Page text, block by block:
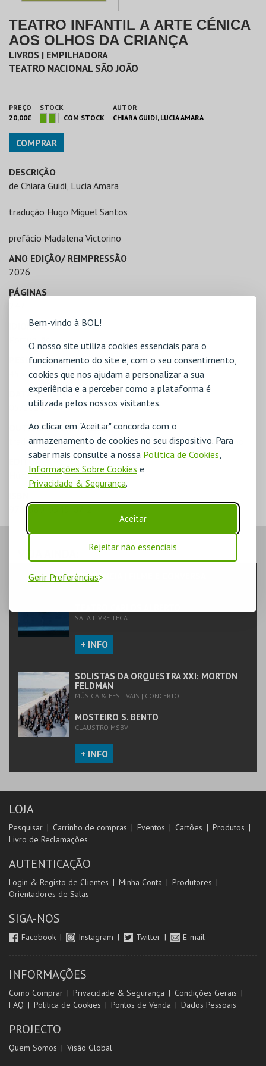
Bem-vindo à BOL!
O nosso site utiliza cookies essenciais para o
funcionamento do site e, com o seu consentimento,
cookies que nos ajudam a personalizar a sua
experiência e a perceber como a plataforma é
utilizada pelos nossos visitantes.
Ao clicar em "Aceitar" concorda com o
armazenamento de cookies no seu dispositivo. Para
saber mais consulte a nossa Política de Cookies
Informações Sobre Cookies e
Privacidade & Segurança.
Aceitar
Rejeitar não essenciais
Gerir Preferências
TEATRO INFANTIL A ARTE CÉNICA
AOS OLHOS DA CRIANÇA
LIVROS | EMPILHADORA
TEATRO NACIONAL SÃO JOÃO
PREÇO
20,00€
STOCK
COM STOCK
AUTOR
CHIARA GUIDI, LUCIA AMARA
COMPRAR
DESCRIÇÃO
de Chiara Guidi, Lucia Amara
tradução Hugo Miguel Santos
prefácio Madalena Victorino
ANO EDIÇÃO/ REIMPRESSÃO
2026
PÁGINAS
IDIOMA
PESO
455 gr.
DATA DE LANÇAMENTO
05/2026
OUTRAS INFORMAÇÕES
tradução Hugo Miguel Santos, prefácio Madalena Victorino
EDITOR
Húmus
978-989-9345-07-2
RESIDÊNCIA | FILME E CONVERSA
SALA LIVRE TECA
+ INFO
SOLISTAS DA ORQUESTRA XXI: MORTON
FELDMAN
MÚSICA & FESTIVAIS | CONCERTO
MOSTEIRO S. BENTO
CLAUSTRO MSBV
+ INFO
LOJA
Pesquisar Carrinho de compras Eventos Cartões
Produtos
Livro de Reclamações
AUTENTICAÇÃO
Login & Registo de Clientes Minha Conta
Produtores
Orientadores de Salas
SIGA-NOS
Facebook Instagram Twitter E-mail
INFORMAÇÕES
Como Comprar Privacidade & Segurança
Condições Gerais
FAQ
Política de Cookies Pontos de Venda Dados Pessoais
PROJECTO
Quem Somos Visão Global